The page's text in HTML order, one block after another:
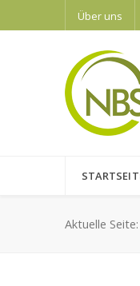
Über uns
Aktuelle Seite: